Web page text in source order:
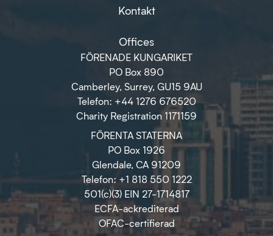
Kontakt
Offices
FÖRENADE KUNGARIKET
PO Box 890
Camberley, Surrey, GU15 9AU
Telefon: +44 1276 676520
Charity Registration 1171159
FÖRENTA STATERNA
PO Box 1926
Glendale, CA 91209
Telefon: +1 818 550 1222
501(c)(3) EIN 27-1714817
ECFA-ackrediterad
OFAC-certifierad